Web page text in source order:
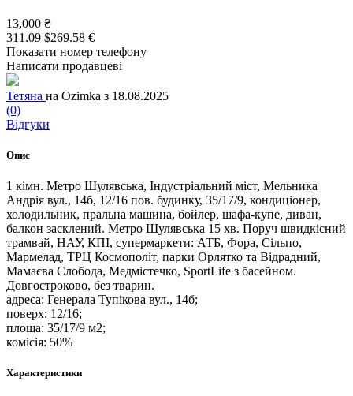
13,000 ₴
311.09 $269.58 €
Показати номер телефону
Написати продавцеві
Тетяна на Ozimka з 18.08.2025
(0)
Відгуки
Опис
1 кімн. Метро Шулявська, Індустріальний міст, Мельника
Андрія вул., 14б, 12/16 пов. будинку, 35/17/9, кондиціонер,
холодильник, пральна машина, бойлер, шафа-купе, диван,
балкон засклений. Метро Шулявська 15 хв. Поруч швидкісний
трамвай, НАУ, КПІ, супермаркети: АТБ, Фора, Сільпо,
Мармелад, ТРЦ Космополіт, парки Орлятко та Відрадний,
Мамаєва Слобода, Медмістечко, SportLife з басейном.
Довгостроково, без тварин.
адреса: Генерала Тупікова вул., 14б;
поверх: 12/16;
площа: 35/17/9 м2;
комісія: 50%
Характеристики